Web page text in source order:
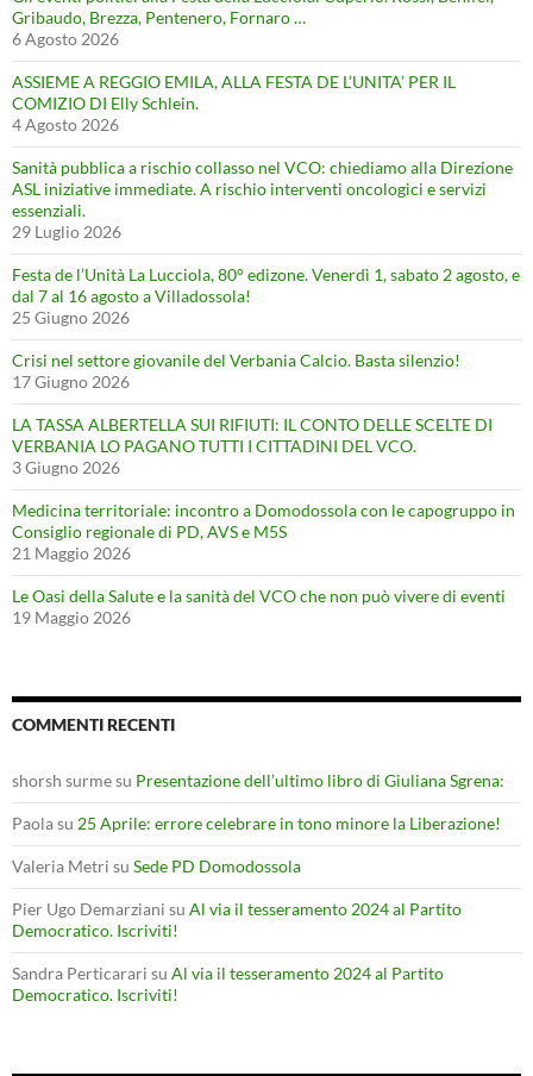
Gribaudo, Brezza, Pentenero, Fornaro …
6 Agosto 2026
ASSIEME A REGGIO EMILA, ALLA FESTA DE L’UNITA’ PER IL
COMIZIO DI Elly Schlein.
4 Agosto 2026
Sanità pubblica a rischio collasso nel VCO: chiediamo alla Direzione
ASL iniziative immediate. A rischio interventi oncologici e servizi
essenziali.
29 Luglio 2026
Festa de l’Unità La Lucciola, 80° edizone. Venerdì 1, sabato 2 agosto, e
dal 7 al 16 agosto a Villadossola!
25 Giugno 2026
Crisi nel settore giovanile del Verbania Calcio. Basta silenzio!
17 Giugno 2026
LA TASSA ALBERTELLA SUI RIFIUTI: IL CONTO DELLE SCELTE DI
VERBANIA LO PAGANO TUTTI I CITTADINI DEL VCO.
3 Giugno 2026
Medicina territoriale: incontro a Domodossola con le capogruppo in
Consiglio regionale di PD, AVS e M5S
21 Maggio 2026
Le Oasi della Salute e la sanità del VCO che non può vivere di eventi
19 Maggio 2026
COMMENTI RECENTI
shorsh surmesu Presentazione dell’ultimo libro di Giuliana Sgrena:
Paolasu 25 Aprile: errore celebrare in tono minore la Liberazione!
Valeria Metri su Sede PD Domodossola
Pier Ugo Demarziani su Al via il tesseramento 2024 al Partito
Democratico. Iscriviti!
Sandra Perticarari su Al via il tesseramento 2024 al Partito
Democratico. Iscriviti!